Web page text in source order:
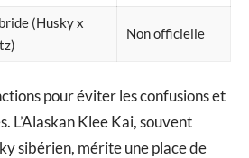
(Husky x
Non officielle
pour éviter les confusions et
L’Alaskan Klee Kai, souvent
sibérien, mérite une place de